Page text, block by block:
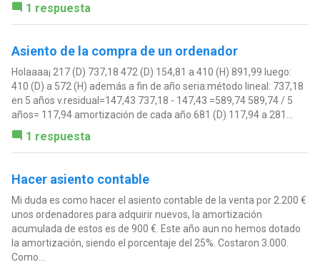
1 respuesta
Asiento de la compra de un ordenador
Holaaaa¡ 217 (D) 737,18 472 (D) 154,81 a 410 (H) 891,99 luego:
410 (D) a 572 (H) además a fin de año seria:método lineal: 737,18
en 5 años v.residual=147,43 737,18 - 147,43 =589,74 589,74 / 5
años= 117,94 amortización de cada año 681 (D) 117,94 a 281...
1 respuesta
Hacer asiento contable
Mi duda es como hacer el asiento contable de la venta por 2.200 €
unos ordenadores para adquirir nuevos, la amortización
acumulada de estos es de 900 €. Este año aun no hemos dotado
la amortización, siendo el porcentaje del 25%. Costaron 3.000.
Como...